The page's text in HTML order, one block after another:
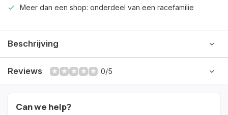
Meer dan een shop: onderdeel van een racefamilie
Beschrijving
Reviews 0/5
Can we help?